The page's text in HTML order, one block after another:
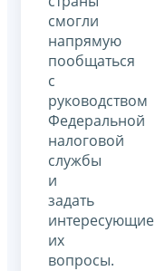
смогли
напрямую
пообщаться
с
руководством
Федеральной
налоговой
службы
и
задать
интересующие
их
вопросы.